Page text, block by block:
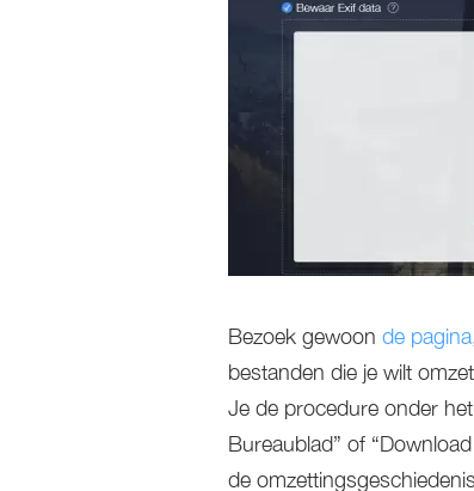
Bezoek gewoon de pagina
bestanden die je wilt
Je de procedure onder
Bureaublad” of
de